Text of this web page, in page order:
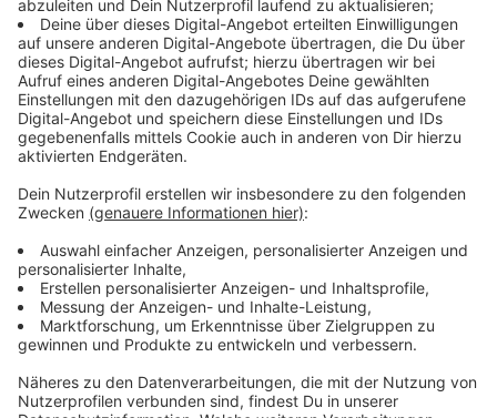
Wir benötigen Ihre
Zustimmung, um den YouTube
Video-Service zu laden!
Wir verwenden einen Service eines
Drittanbieters, um Videoinhalte
einzubetten. Dieser Service kann
Daten zu Ihren Aktivitäten
sammeln. Bitte lesen Sie die
Nutzung des Service zu, um dieses
Video anzusehen.
Mehr Informationen
Akzeptieren
Ein erfolgloser türkischer Schauspieler auf dem Weg
nach Hollywood. Das kann nur über wahnwitzige
Umwege funktionieren.